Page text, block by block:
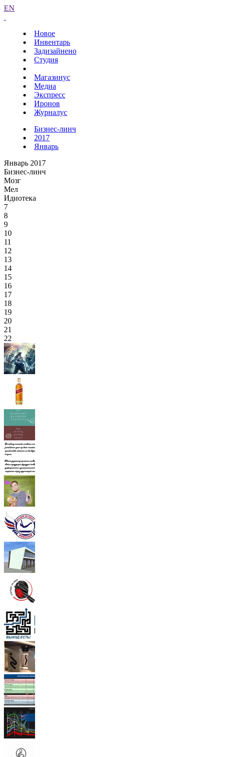
EN
Новое
Инвентарь
Задизайнено
Студия
Магазинус
Медиа
Экспресс
Иронов
Журналус
Бизнес-линч
2017
Январь
Январь 2017
Бизнес-линч
Мозг
Мел
Идиотека
7
8
9
10
11
12
13
14
15
16
17
18
19
20
21
22